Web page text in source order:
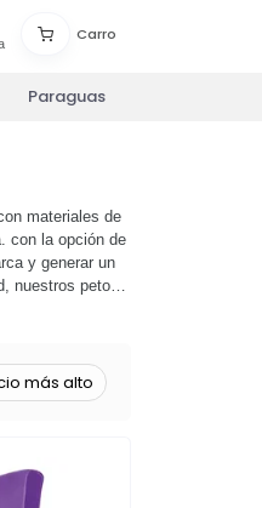
Carro
Paraguas
materiales de
con la opción de
y generar un
nuestros petos
tu marca al
más alto